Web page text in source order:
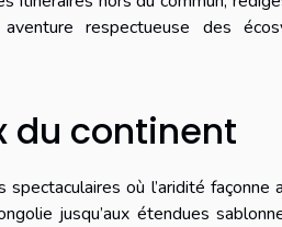
respectueuse des
du continent
où l’aridité
jusqu’aux étendues